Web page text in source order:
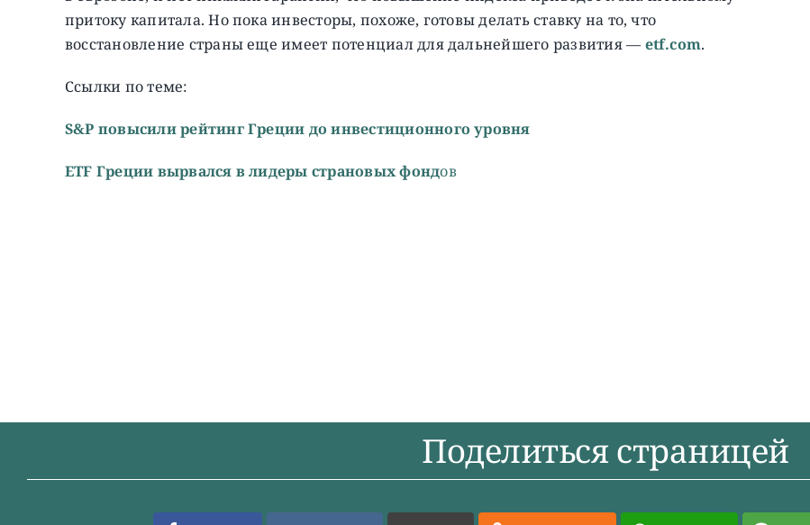
притоку капитала. Но пока инвесторы, похоже, готовы делать ставку на то, что
восстановление страны еще имеет потенциал для дальнейшего развития — etf.com.
Ссылки по теме:
S&P повысили рейтинг Греции до инвестиционного уровня
ETF Греции вырвался в лидеры страновых фондов
Поделиться страницей